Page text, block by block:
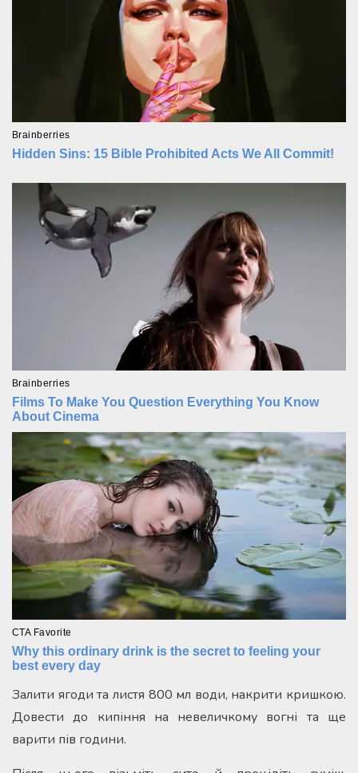
Залити ягоди та листя 800 мл води, накрити кришкою.
Довести до кипіння на невеличкому вогні та ще
варити пів години.